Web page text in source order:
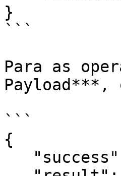
}
```
Para as
Payload***,
```
{